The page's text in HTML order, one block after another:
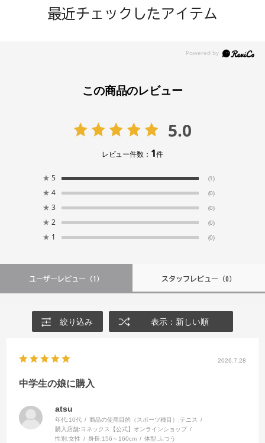
最近チェックしたアイテム
この商品のレビュー
5.0
レビュー件数： 1件
★ 5 (1)
★ 4 (0)
★ 3 (0)
★ 2 (0)
★ 1 (0)
ユーザーレビュー （1） スタッフレビュー（0）
絞り込み 表示：新しい順
2026.7.28
中学生の娘に購入
atsu
年代:10代 商品の使用目的（スポーツ種目）:テニス
購入店舗:ヨネックス【公式】オンラインショップ
性別:女性 身長:156～160cm 体型:ふつう